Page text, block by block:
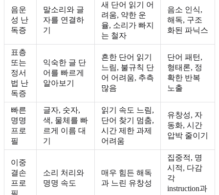
음운
성 난
독증
말소리와 글
자를 연결하
기
새 단어 읽기 어
려움, 약한 운
율, 소리가 빠지
는 철자
음소 인식,
해독, 구조
화된 파닉스
표층
또는
정서
법 난
독증
익숙한 글 단
어를 빠르게
알아보기
흔한 단어 읽기
느림, 불규칙 단
어 어려움, 추측
많음
단어 패턴,
형태론, 정
확한 반복
노출
빠른
명명
프로
필
글자, 숫자,
색, 물체를 빠
르게 이름 대
기
읽기 속도 느림,
단어 찾기 멈춤,
시간 제한 과제
어려움
유창성, 자
동화, 시간
압박 줄이기
이중
결손
프로
소리 처리와
명명 속도
매우 힘든 해독
과 느린 유창성
집중적, 명
시적, 다감
각
instruction과